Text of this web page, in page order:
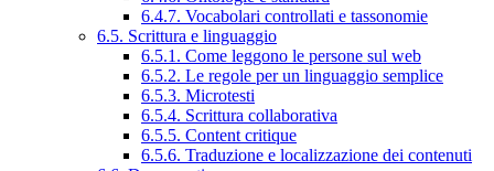
6.4.7. Vocabolari controllati e tassonomie
6.5. Scrittura e linguaggio
6.5.1. Come leggono le persone sul web
6.5.2. Le regole per un linguaggio semplice
6.5.3. Microtesti
6.5.4. Scrittura collaborativa
6.5.5. Content critique
6.5.6. Traduzione e localizzazione dei contenuti